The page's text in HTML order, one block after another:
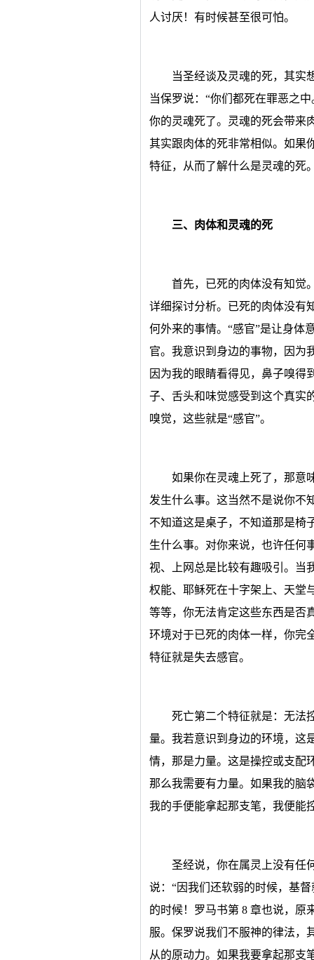
人讨厌！有时候甚至很可怕。
当圣经谈及灵魂的死，其实
当保罗说：“你们都死在罪恶之
你的灵魂死了。灵魂的死会带来
其实跟肉体的死非常相似。如果
特征，从而了解什么是灵魂的死
三、肉体和灵魂的死
首先，已死的肉体没有知觉
详细探讨分析。已死的肉体没有
何外来的事情。“感官”是让身体
官。我意识到身边的事物，因为
因为我的眼睛看得见，鼻子嗅得
子、舌头和味觉感受到这个真实
嗅觉，这些就是“感官”。
如果你在灵魂上死了，那
发生什么事。这当然不是说你不
不知道这是桌子，不知道那是椅
生什么事。对你来说，也许任
视、上网总是比较有趣吸引。当
权能、耶稣死在十字架上、天
等等，你无法肯定这些东西是否
环境对于已死的肉体一样，你完
特征就是失去感官。
死亡第二个特征就是：无法
量。我若意识到身边的环境，这
情，那是力量。这是操控或支配
那么我需要有力量。如果我的脑
我的手便能拿起那支笔，我便能
圣经说，你在属灵上没有任
说：“因我们还软弱的时候，基
的时候！罗马书第 8 章也说，原
服。保罗说我们不服神的律法，
从的原动力。如果我要拿起那支